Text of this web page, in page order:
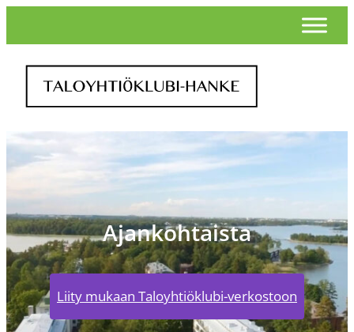
Ajankohtaista
Liity mukaan Taloyhtiöklubi-verkostoon